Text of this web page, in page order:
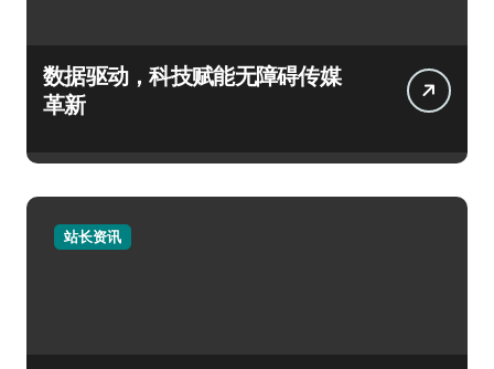
数据驱动，科技赋能无障碍传媒
革新
站长资讯